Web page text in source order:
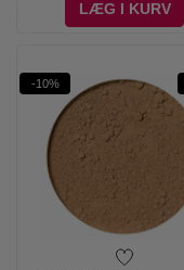
LÆG I KURV
-10%